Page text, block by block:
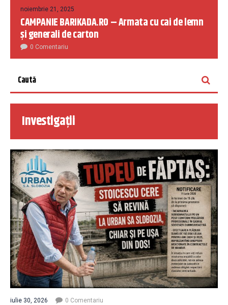
noiembrie 21, 2025
CAMPANIE BARIKADA.RO – Armata cu cai de lemn
și generali de carton
0 Comentariu
Investigații
iulie 30, 2026 0 Comentariu